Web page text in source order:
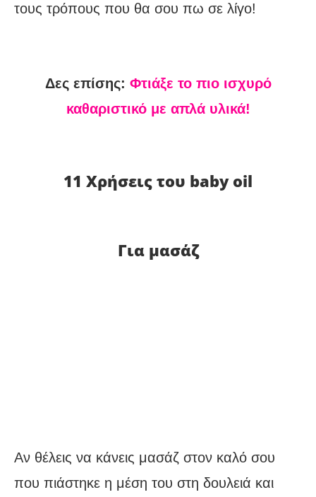
τους τρόπους που θα σου πω σε λίγο!
Δες επίσης: Φτιάξε το πιο ισχυρό
καθαριστικό με απλά υλικά!
11 Χρήσεις του baby oil
Για μασάζ
Αν θέλεις να κάνεις μασάζ στον καλό σου
που πιάστηκε η μέση του στη δουλειά και